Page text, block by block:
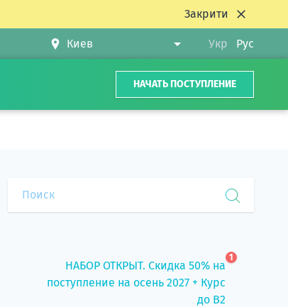
Закрити
Укр Рус
НАЧАТЬ ПОСТУПЛЕНИЕ
НАБОР ОТКРЫТ. Скидка 50% на
поступление на осень 2027 + Курс
до B2
1